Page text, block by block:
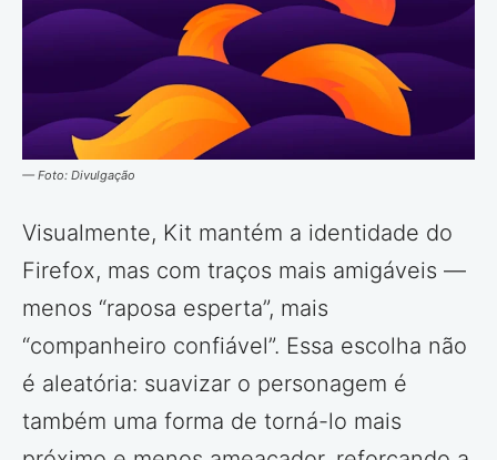
— Foto: Divulgação
Visualmente, Kit mantém a identidade do
Firefox, mas com traços mais amigáveis —
menos “raposa esperta”, mais
“companheiro confiável”. Essa escolha não
é aleatória: suavizar o personagem é
também uma forma de torná-lo mais